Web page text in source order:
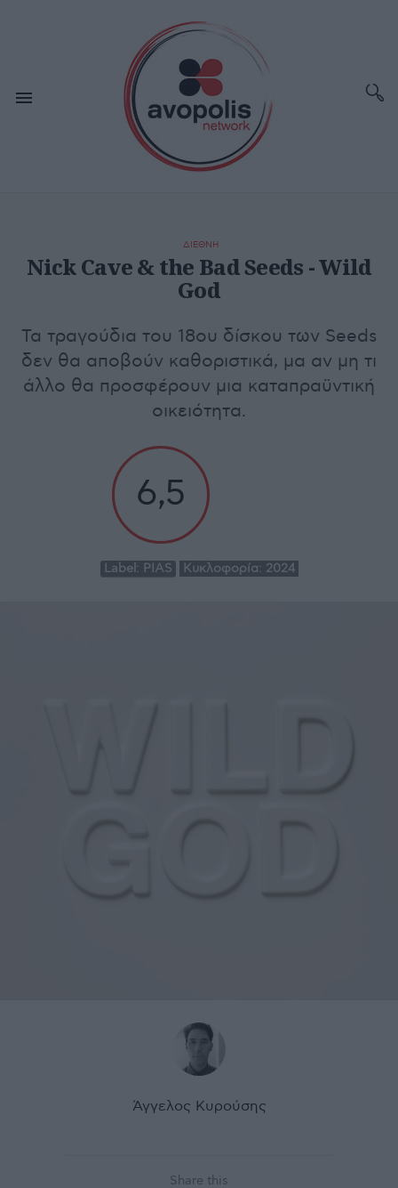
ΔΙΕΘΝΗ
Nick Cave & the Bad Seeds - Wild
God
Τα τραγούδια του 18ου δίσκου των Seeds
δεν θα αποβούν καθοριστικά, μα αν μη τι
άλλο θα προσφέρουν μια καταπραϋντική
οικειότητα.
6,5
Label: PIAS Κυκλοφορία: 2024
Άγγελος Κυρούσης
Share this